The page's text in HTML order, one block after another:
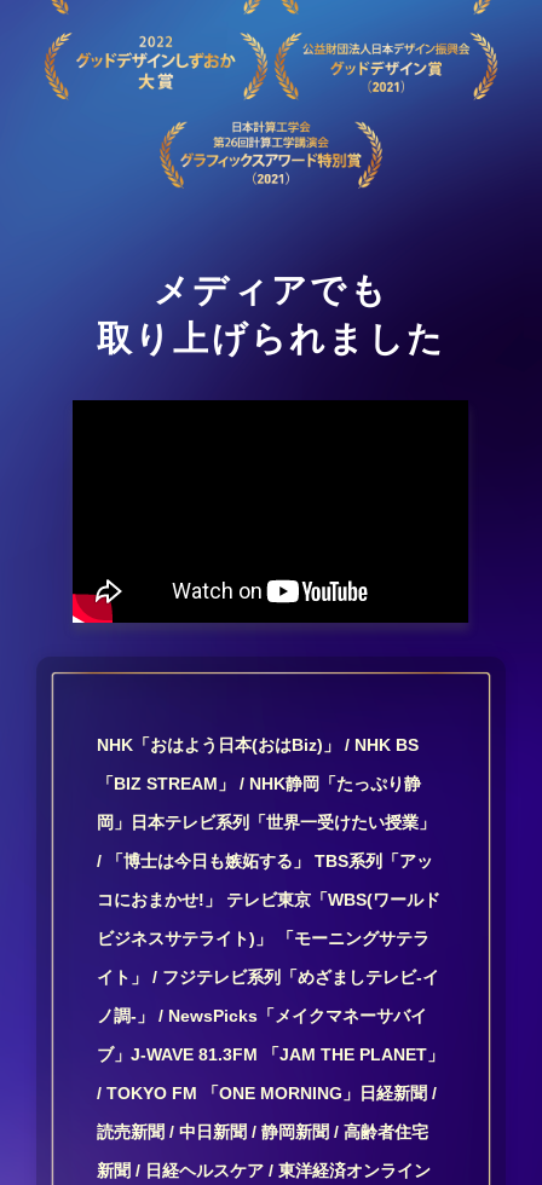
メディアでも
取り上げられました
NHK「おはよう日本(おはBiz)」 / NHK BS
「BIZ STREAM」 / NHK静岡「たっぷり静
岡」日本テレビ系列「世界一受けたい授業」
/ 「博士は今日も嫉妬する」 TBS系列「アッ
コにおまかせ!」 テレビ東京「WBS(ワールド
ビジネスサテライト)」 「モーニングサテラ
イト」 / フジテレビ系列「めざましテレビ-イ
ノ調-」 / NewsPicks「メイクマネーサバイ
ブ」J-WAVE 81.3FM 「JAM THE PLANET」
/ TOKYO FM 「ONE MORNING」日経新聞 /
読売新聞 / 中日新聞 / 静岡新聞 / 高齢者住宅
新聞 / 日経ヘルスケア / 東洋経済オンライン